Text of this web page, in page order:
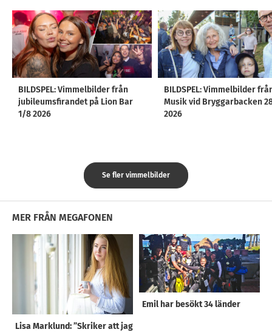
BILDSPEL: Vimmelbilder från
jubileumsfirandet på Lion Bar
1/8 2026
BILDSPEL: Vimmelbilder
Musik vid Bryggarbacken
2026
Se fler vimmelbilder
MER FRÅN MEGAFONEN
Lisa Marklund: ”Skriker att jag
Emil har besökt 34 länder